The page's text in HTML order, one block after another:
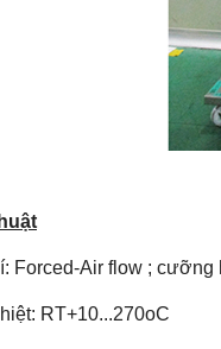
Forced-Air flow ;
RT+10...270oC